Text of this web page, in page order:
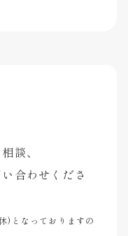
談、
合わせくださ
)となっておりますの